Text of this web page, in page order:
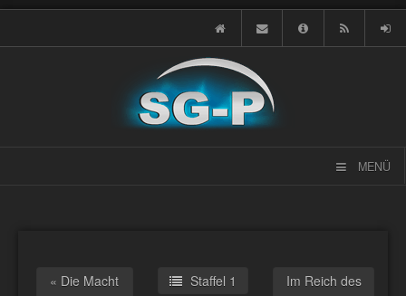
MENÜ
« Die Macht
Staffel 1
Im Reich des